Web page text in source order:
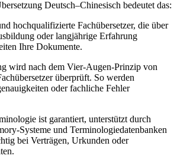
Deutsch–Chinesisch bedeutet das:
hochqualifizierte Fachübersetzer, die über
oder langjährige Erfahrung
Ihre Dokumente.
wird nach dem Vier-Augen-Prinzip von
überprüft. So werden
oder fachliche Fehler
ist garantiert, unterstützt durch
Systeme und Terminologiedatenbanken
bei Verträgen, Urkunden oder